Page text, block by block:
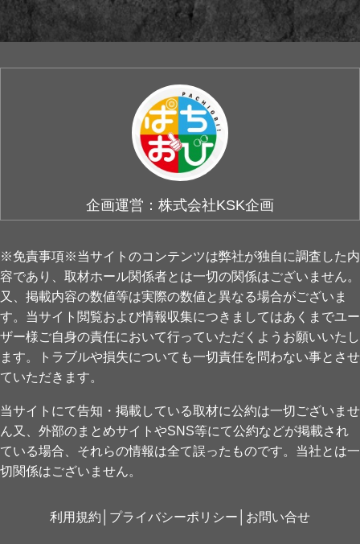
企画運営：株式会社KSK企画
※免責事項※当サイトのコンテンツは弊社が独自に調査した内
容であり、取材ホール関係者とは一切の関係はございません。
又、掲載内容の数値等は実際の数値と異なる場合がございま
す。当サイト閲覧および情報収集につきましてはあくまでユー
ザー様ご自身の責任において行っていただくようお願いいたし
ます。トラブルや損失についても一切責任を問わない事とさせ
ていただきます。
当サイトにて告知・掲載している取材に公約は一切ございませ
ん又、外部のまとめサイトやSNS等にて公約などが掲載され
ている場合、それらの情報は全て誤ったものです。当社とは一
切関係はございません。
利用規約 プライバシーポリシー お問い合せ